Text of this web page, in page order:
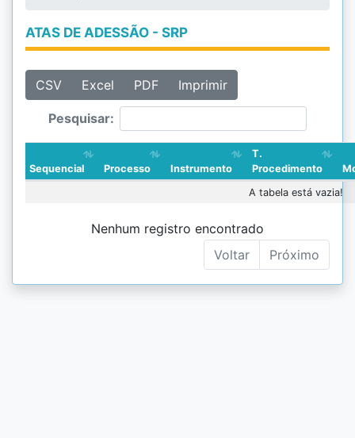
ATAS DE ADESSÃO - SRP
CSV Excel PDF Imprimir
Pesquisar:
Sequencial Processo Instrumento
T.
Procedimento
A tabela está vazia!
Nenhum registro encontrado
Voltar
Próximo